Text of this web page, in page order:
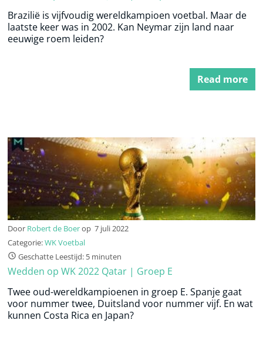
Brazilië is vijfvoudig wereldkampioen voetbal. Maar de
laatste keer was in 2002. Kan Neymar zijn land naar
eeuwige roem leiden?
Read more
Door Robert de Boerop 7 juli 2022
Categorie:WK Voetbal
Geschatte Leestijd: 5 minuten
Wedden op WK 2022 Qatar | Groep E
Twee oud-wereldkampioenen in groep E. Spanje gaat
voor nummer twee, Duitsland voor nummer vijf. En wat
kunnen Costa Rica en Japan?